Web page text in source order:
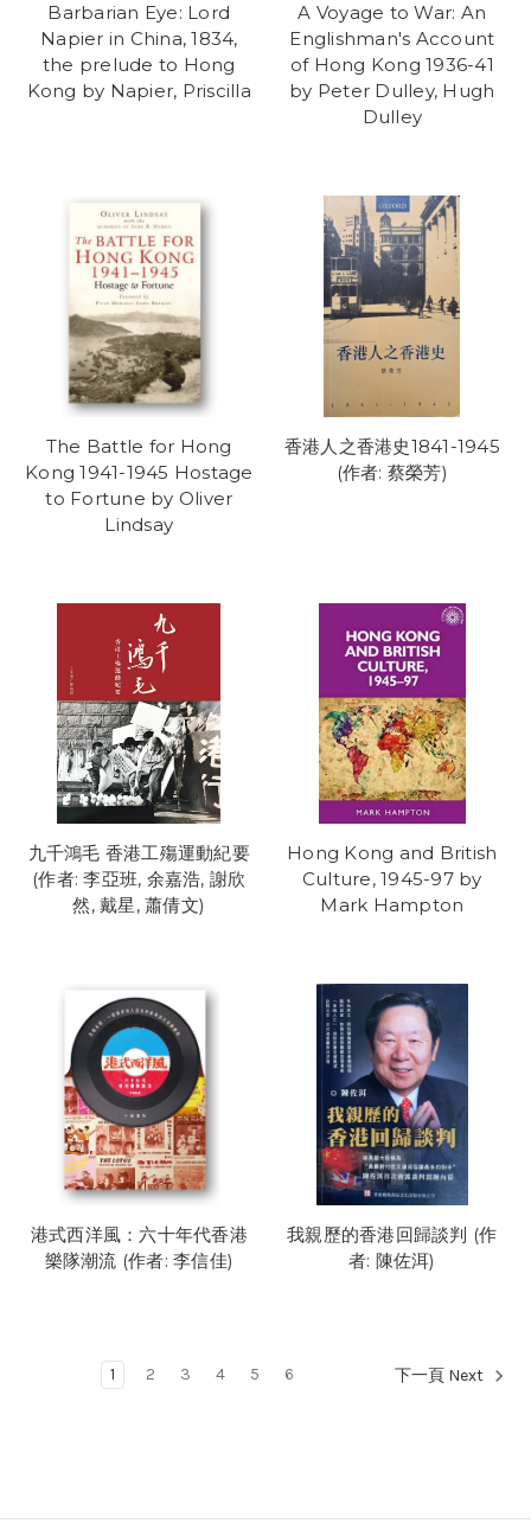
Barbarian Eye: Lord
Napier in China, 1834,
the prelude to Hong
Kong by Napier, Priscilla
A Voyage to War: An
Englishman's Account
of Hong Kong 1936-41
by Peter Dulley, Hugh
Dulley
The Battle for Hong
Kong 1941-1945 Hostage
to Fortune by Oliver
Lindsay
香港人之香港史1841-1945
(作者: 蔡榮芳)
九千鴻毛 香港工殤運動紀要
(作者: 李亞班, 余嘉浩, 謝欣
然, 戴星, 蕭倩文)
Hong Kong and British
Culture, 1945-97 by
Mark Hampton
港式西洋風：六十年代香港
樂隊潮流 (作者: 李信佳)
我親歷的香港回歸談判 (作
者: 陳佐洱)
1 2 3 4 5 6 下一頁 Next